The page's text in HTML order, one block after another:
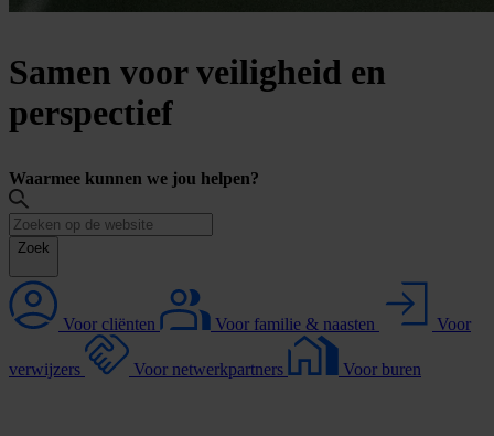
Samen voor veiligheid en
perspectief
Waarmee kunnen we jou helpen?
Zoek
Voor cliënten Voor familie & naasten Voor
verwijzers Voor netwerkpartners Voor buren